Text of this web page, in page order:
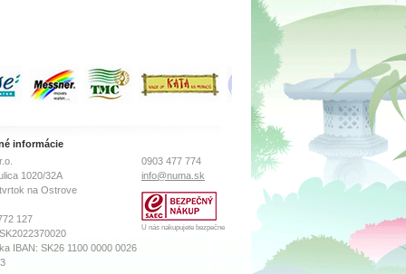
informácie
0903 477 774
info@numa.sk
U nás nakupujete bezpečne
1020/32A
na Ostrove
127
IBAN: SK26 1100 0000 0026